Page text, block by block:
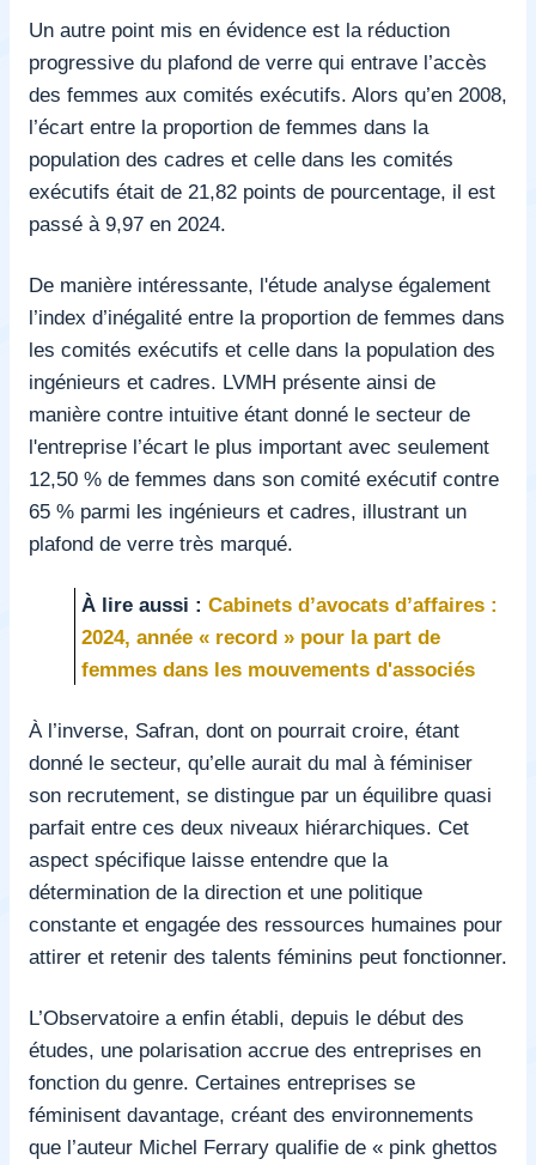
Un autre point mis en évidence est la réduction
progressive du plafond de verre qui entrave l’accès
des femmes aux comités exécutifs. Alors qu’en 2008,
l’écart entre la proportion de femmes dans la
population des cadres et celle dans les comités
exécutifs était de 21,82 points de pourcentage, il est
passé à 9,97 en 2024.
De manière intéressante, l'étude analyse également
l’index d’inégalité entre la proportion de femmes dans
les comités exécutifs et celle dans la population des
ingénieurs et cadres. LVMH présente ainsi de
manière contre intuitive étant donné le secteur de
l'entreprise l’écart le plus important avec seulement
12,50 % de femmes dans son comité exécutif contre
65 % parmi les ingénieurs et cadres, illustrant un
plafond de verre très marqué.
À lire aussi : Cabinets d’avocats d’affaires :
2024, année « record » pour la part de
femmes dans les mouvements d'associés
À l’inverse, Safran, dont on pourrait croire, étant
donné le secteur, qu’elle aurait du mal à féminiser
son recrutement, se distingue par un équilibre quasi
parfait entre ces deux niveaux hiérarchiques. Cet
aspect spécifique laisse entendre que la
détermination de la direction et une politique
constante et engagée des ressources humaines pour
attirer et retenir des talents féminins peut fonctionner.
L’Observatoire a enfin établi, depuis le début des
études, une polarisation accrue des entreprises en
fonction du genre. Certaines entreprises se
féminisent davantage, créant des environnements
que l’auteur Michel Ferrary qualifie de « pink ghettos